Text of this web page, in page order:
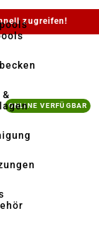
&
zugreifen!
ONLINE VERFÜGBAR